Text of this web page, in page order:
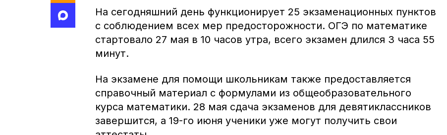
На сегодняшний день функционирует 25 экзаменационных пунктов
с соблюдением всех мер предосторожности. ОГЭ по математике
стартовало 27 мая в 10 часов утра, всего экзамен длился 3 часа 55
минут.
На экзамене для помощи школьникам также предоставляется
справочный материал с формулами из общеобразовательного
курса математики. 28 мая сдача экзаменов для девятиклассников
завершится, а 19-го июня ученики уже могут получить свои